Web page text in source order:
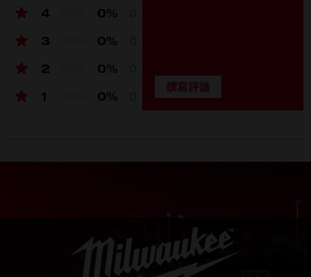
4 0%
3 0%
2 0%
1 0%